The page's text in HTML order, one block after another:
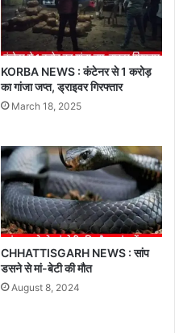
KORBA NEWS : कंटेनर से 1 करोड़
का गांजा जप्त, ड्राइवर गिरफ्तार
March 18, 2025
CHHATTISGARH NEWS : सांप
डसने से मां-बेटी की मौत
August 8, 2024